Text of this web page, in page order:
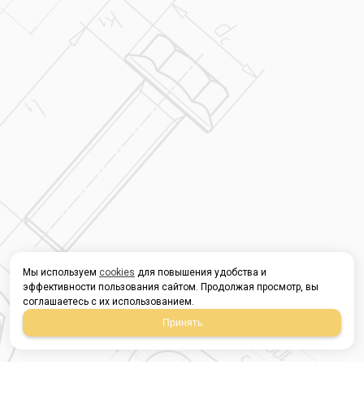
Мы используем cookies для повышения удобства и
эффективности пользования сайтом. Продолжая просмотр, вы
соглашаетесь с их использованием.
Принять